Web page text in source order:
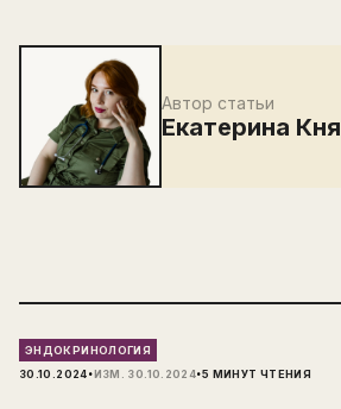
Автор статьи
Екатерина
ЭНДОКРИНОЛОГИЯ
30.10.2024·ИЗМ. 30.10.2024·5 МИНУТ ЧТЕНИЯ